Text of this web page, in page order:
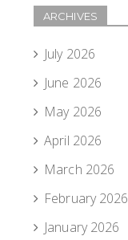
ARCHIVES
July 2026
June 2026
May 2026
April 2026
March 2026
February 2026
January 2026